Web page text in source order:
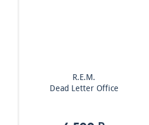
R.E.M.
Dead Letter Office